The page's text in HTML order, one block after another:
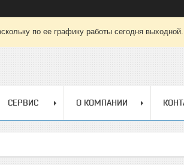
по ее графику работы сегодня
СЕРВИС О КОМПАНИИ